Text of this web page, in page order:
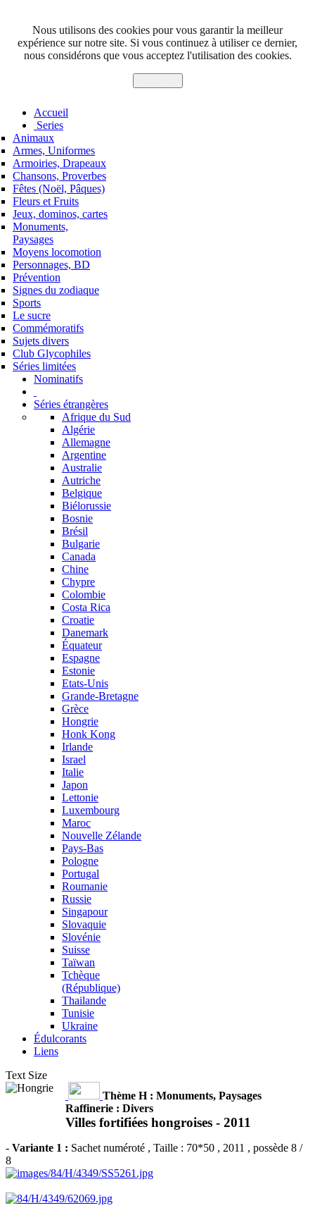
Nous utilisons des cookies pour vous garantir la meilleur
expérience sur notre site. Si vous continuez à utiliser ce dernier,
nous considérons que vous acceptez l'utilisation des cookies.
Accueil
Series
Animaux
Armes, Uniformes
Armoiries, Drapeaux
Chansons, Proverbes
Fêtes (Noël, Pâques)
Fleurs et Fruits
Jeux, dominos, cartes
Monuments,
Paysages
Moyens locomotion
Personnages, BD
Prévention
Signes du zodiaque
Sports
Le sucre
Commémoratifs
Sujets divers
Club Glycophiles
Séries limitées
Nominatifs
Séries étrangères
Afrique du Sud
Algérie
Allemagne
Argentine
Australie
Autriche
Belgique
Biélorussie
Bosnie
Brésil
Bulgarie
Canada
Chine
Chypre
Colombie
Costa Rica
Croatie
Danemark
Équateur
Espagne
Estonie
Etats-Unis
Grande-Bretagne
Grèce
Hongrie
Honk Kong
Irlande
Israel
Italie
Japon
Lettonie
Luxembourg
Maroc
Nouvelle Zélande
Pays-Bas
Pologne
Portugal
Roumanie
Russie
Singapour
Slovaquie
Slovénie
Suisse
Taïwan
Tchèque
(République)
Thailande
Tunisie
Ukraine
Édulcorants
Liens
Text Size
Thème H : Monuments, Paysages
Raffinerie : Divers
Villes fortifiées hongroises - 2011
- Variante 1 : Sachet numéroté , Taille : 70*50 , 2011 , possède 8 /
8